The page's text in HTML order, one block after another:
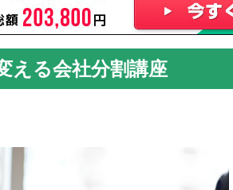
える会社分割講座